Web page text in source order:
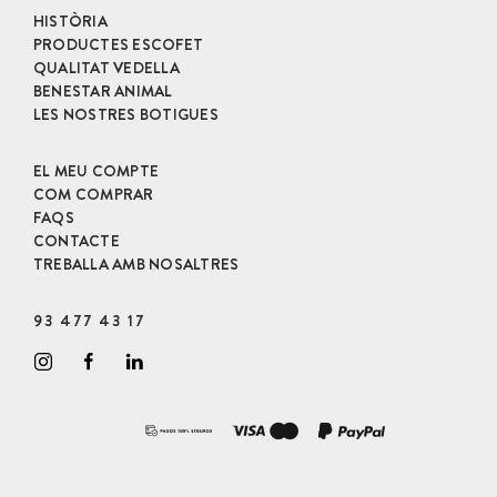
HISTÒRIA
PRODUCTES ESCOFET
QUALITAT VEDELLA
BENESTAR ANIMAL
LES NOSTRES BOTIGUES
EL MEU COMPTE
COM COMPRAR
FAQS
CONTACTE
TREBALLA AMB NOSALTRES
93 477 43 17